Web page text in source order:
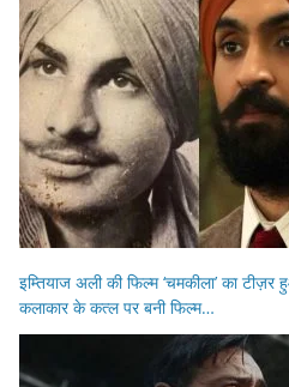
इम्तियाज अली की फिल्म ‘चमकीला’ का
कलाकार के कत्ल पर बनी फिल्म…